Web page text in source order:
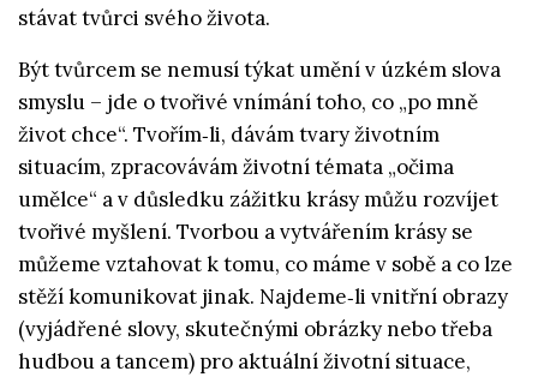
stávat tvůrci svého života.
Být tvůrcem se nemusí týkat umění v úzkém slova
smyslu – jde o tvořivé vnímání toho, co „po mně
život chce“. Tvořím‑li, dávám tvary životním
situacím, zpracovávám životní témata „očima
umělce“ a v důsledku zážitku krásy můžu rozvíjet
tvořivé myšlení. Tvorbou a vytvářením krásy se
můžeme vztahovat k tomu, co máme v sobě a co lze
stěží komunikovat jinak. Najdeme‑li vnitřní obrazy
(vyjádřené slovy, skutečnými obrázky nebo třeba
hudbou a tancem) pro aktuální životní situace,